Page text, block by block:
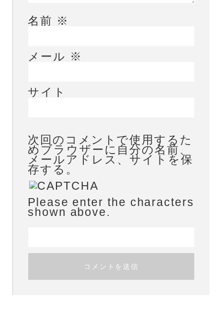
名前 ※
メール ※
サイト
次回のコメントで使用するた
めブラウザーに自分の名前、
メールアドレス、サイトを保
存する。
Please enter the characters
shown above.